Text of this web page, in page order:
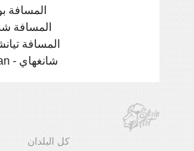
المسافة
المسافة
المسافة
المسافة Shiyan - شانغهاي
كل البلدان